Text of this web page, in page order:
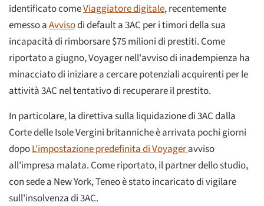
identificato comeViaggiatore digitale, recentemente
emesso aAvvisodi default a 3AC per i timori della sua
incapacità di rimborsare $75 milioni di prestiti. Come
riportato a giugno, Voyager nell'avviso di inadempienza ha
minacciato di iniziare a cercare potenziali acquirenti per le
attività 3AC nel tentativo di recuperare il prestito.
In particolare, la direttiva sulla liquidazione di 3AC dalla
Corte delle Isole Vergini britanniche è arrivata pochi giorni
dopoL'impostazione predefinita di Voyageravviso
all'impresa malata. Come riportato, il partner dello studio,
con sede a New York, Teneo è stato incaricato di vigilare
sull'insolvenza di 3AC.